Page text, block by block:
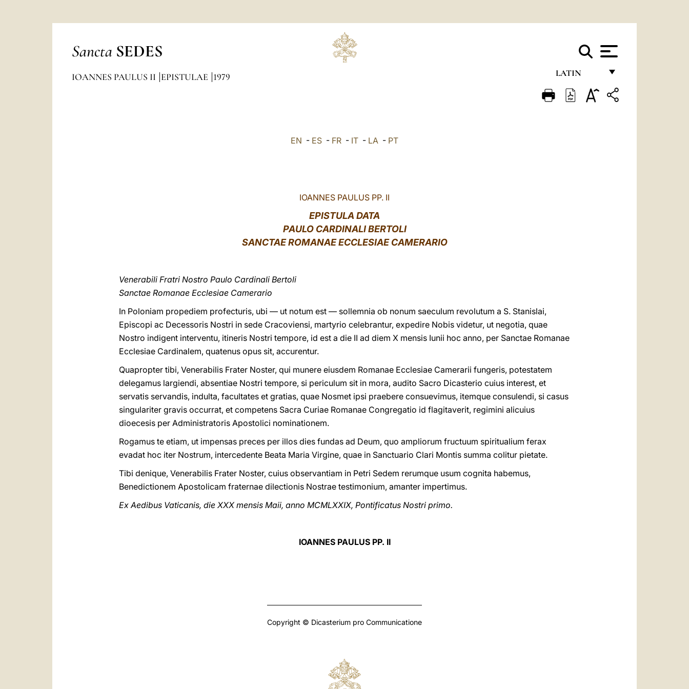
Sancta SEDES
LATIN
FRANÇAIS
IOANNES PAULUS II EPISTULAE 1979
EN - ES - FR - IT - LA - PT
IOANNES PAULUS PP. II
EPISTULA DATA
PAULO CARDINALI BERTOLI
SANCTAE ROMANAE ECCLESIAE CAMERARIO
Venerabili Fratri Nostro Paulo Cardinali Bertoli
Sanctae Romanae Ecclesiae Camerario
In Poloniam propediem profecturis, ubi — ut notum est — sollemnia ob nonum saeculum revolutum a S. Stanislai,
Episcopi ac Decessoris Nostri in sede Cracoviensi, martyrio celebrantur, expedire Nobis videtur, ut negotia, quae
Nostro indigent interventu, itineris Nostri tempore, id est a die II ad diem X mensis Iunii hoc anno, per Sanctae Romanae
Ecclesiae Cardinalem, quatenus opus sit, accurentur.
Quapropter tibi, Venerabilis Frater Noster, qui munere eiusdem Romanae Ecclesiae Camerarii fungeris, potestatem
delegamus largiendi, absentiae Nostri tempore, si periculum sit in mora, audito Sacro Dicasterio cuius interest, et
servatis servandis, indulta, facultates et gratias, quae Nosmet ipsi praebere consuevimus, itemque consulendi, si casus
singulariter gravis occurrat, et competens Sacra Curiae Romanae Congregatio id flagitaverit, regimini alicuius
dioecesis per Administratoris Apostolici nominationem.
Rogamus te etiam, ut impensas preces per illos dies fundas ad Deum, quo ampliorum fructuum spiritualium ferax
evadat hoc iter Nostrum, intercedente Beata Maria Virgine, quae in Sanctuario Clari Montis summa colitur pietate.
Tibi denique, Venerabilis Frater Noster, cuius observantiam in Petri Sedem rerumque usum cognita habemus,
Benedictionem Apostolicam fraternae dilectionis Nostrae testimonium, amanter impertimus.
Ex Aedibus Vaticanis, die XXX mensis Maii, anno MCMLXXIX, Pontificatus Nostri primo.
IOANNES PAULUS PP. II
Copyright © Dicasterium pro Communicatione